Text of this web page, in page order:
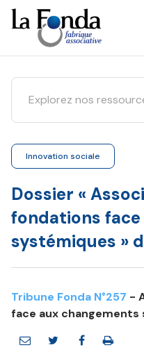
Aller
au
contenu
principal
Innovation sociale
Dossier «
fondations
systémiques »
Tribune Fonda N°257 -
face aux